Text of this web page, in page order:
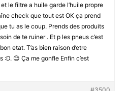
le filtre a huile garde l’huile propre
check que tout est OK ça prend
tu as le coup. Prends des produits
de te ruiner . Et p les pneus c’est
etat. T’as bien raison d’etre
😊 Ça me gonfle Enfin c’est